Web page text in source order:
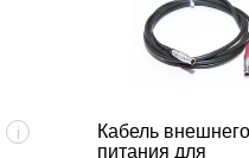
i Кабель внешнего
питания для